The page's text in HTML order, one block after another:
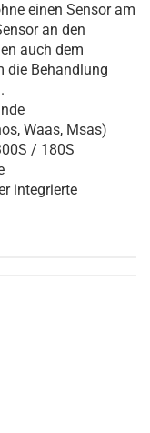
einen Sensor am
an den
auch dem
die Behandlung
Waas, Msas)
/ 180S
integrierte